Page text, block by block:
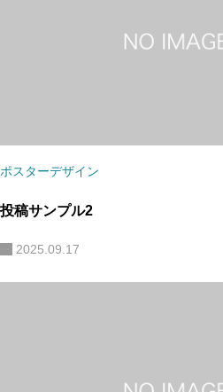
ポスターデザイン
投稿サンプル2
2025.09.17